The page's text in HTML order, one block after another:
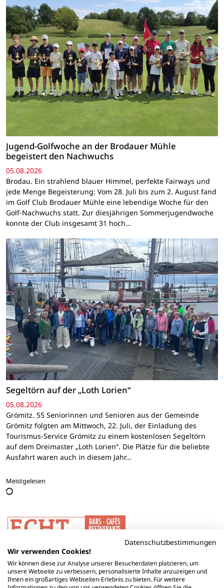
Jugend-Golfwoche an der Brodauer Mühle
begeistert den Nachwuchs
05.08.2026
Brodau. Ein strahlend blauer Himmel, perfekte Fairways und
jede Menge Begeisterung: Vom 28. Juli bis zum 2. August fand
im Golf Club Brodauer Mühle eine lebendige Woche für den
Golf-Nachwuchs statt. Zur diesjährigen Sommerjugendwoche
konnte der Club insgesamt 31 hoch…
Segeltörn auf der „Loth Lorien“
05.08.2026
Grömitz. 55 Seniorinnen und Senioren aus der Gemeinde
Grömitz folgten am Mittwoch, 22. Juli, der Einladung des
Tourismus-Service Grömitz zu einem kostenlosen Segeltörn
auf dem Dreimaster „Loth Lorien“. Die Plätze für die beliebte
Ausfahrt waren auch in diesem Jahr…
Meistgelesen
Datenschutzbestimmungen
Wir verwenden Cookies!
Wir können diese zur Analyse unserer Besucherdaten platzieren, um
unsere Webseite zu verbessern, personalisierte Inhalte anzuzeigen und
Ihnen ein großartiges Webseiten-Erlebnis zu bieten. Für weitere